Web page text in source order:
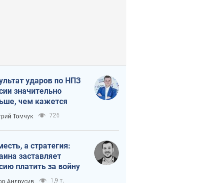
ударов по НПЗ
значительно
чем кажется
Томчук 726
а стратегия:
заставляет
платить за войну
Андрусив 1,9 т.